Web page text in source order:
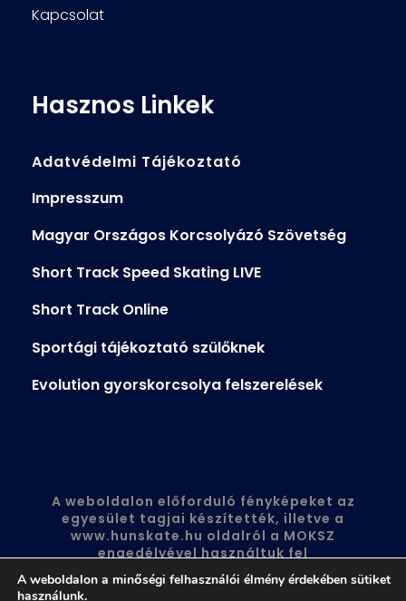
Kapcsolat
Hasznos Linkek
Adatvédelmi Tájékoztató
Impresszum
Magyar Országos Korcsolyázó Szövetség
Short Track Speed Skating LIVE
Short Track Online
Sportági tájékoztató szülőknek
Evolution gyorskorcsolya felszerelések
A weboldalon előforduló fényképeket az
egyesület tagjai készítették, illetve a
www.hunskate.hu oldalról a MOKSZ
engedélyével használtuk fel
A weboldalon a minőségi felhasználói élmény érdekében sütiket
használunk.